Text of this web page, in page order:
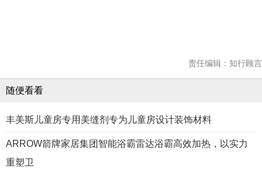
责任编辑：知行顾言
随便看看
丰美斯儿童房专用美缝剂专为儿童房设计装饰材料
ARROW箭牌家居集团智能浴霸雷达浴霸高效加热，以实力
重塑卫